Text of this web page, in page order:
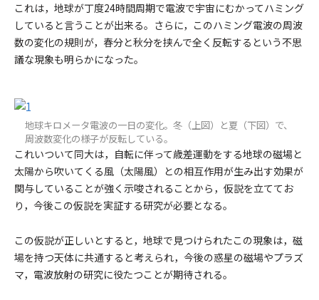
これは，地球が丁度24時間周期で電波で宇宙にむかってハミング
していると言うことが出来る。さらに，このハミング電波の周波
数の変化の規則が，春分と秋分を挟んで全く反転するという不思
議な現象も明らかになった。
地球キロメータ電波の一日の変化。冬（上図）と夏（下図）で、
周波数変化の様子が反転している。
これいついて同大は，自転に伴って歳差運動をする地球の磁場と
太陽から吹いてくる風（太陽風）との相互作用が生み出す効果が
関与していることが強く示唆されることから，仮説を立ててお
り，今後この仮説を実証する研究が必要となる。
この仮説が正しいとすると，地球で見つけられたこの現象は，磁
場を持つ天体に共通すると考えられ，今後の惑星の磁場やプラズ
マ，電波放射の研究に役たつことが期待される。